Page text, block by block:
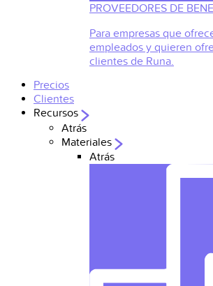
PROVEEDORES DE
Para empresas que
empleados y quieren
clientes de Runa.
Precios
Clientes
Recursos
Atrás
Materiales
Atrás